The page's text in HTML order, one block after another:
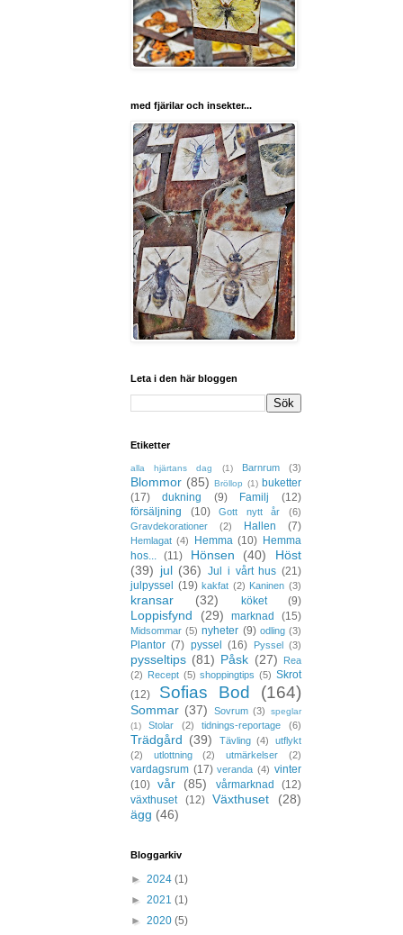
med fjärilar och insekter...
Leta i den här bloggen
Etiketter
alla hjärtans dag (1) Barnrum (3)
Blommor (85) Bröllop (1) buketter
(17)
dukning (9) Familj
(12)
försäljning
(10) Gott nytt år
(6)
Gravdekorationer
(2) Hallen (7)
Hemlagat (4) Hemma (10) Hemma
hos...
(11) Hönsen (40)
Höst
(39) jul (36) Jul i vårt hus (21)
julpyssel
(19) kakfat (2) Kaninen (3)
kransar (32) köket (9)
Loppisfynd (29) marknad (15)
Midsommar (5) nyheter (9) odling (3)
Plantor (7) pyssel (16) Pyssel (3)
pysseltips (81) Påsk (27)
Rea
(2) Recept (5) shoppingtips (5) Skrot
(12)
Sofias Bod (164)
Sommar (37) Sovrum (3)
speglar
(1)
Stolar (2) tidnings-reportage (6)
Trädgård (39) Tävling (4)
utflykt
(2)
utlottning (2) utmärkelser (2)
vardagsrum (17) veranda (4) vinter
(10) vår (85) vårmarknad
(12)
växthuset
(12) Växthuset
(28)
ägg (46)
Bloggarkiv
► 2024 (1)
► 2021 (1)
► 2020 (5)